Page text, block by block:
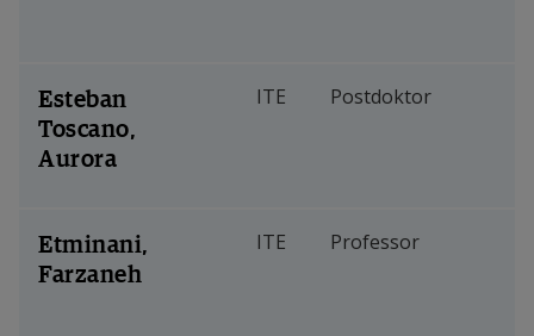
Esteban
Toscano,
Aurora
ITE Postdoktor
Etminani,
Farzaneh
ITE Professor